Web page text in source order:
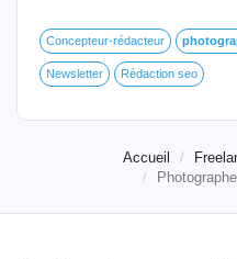
Concepteur-rédacteur
Newsletter Rédaction seo
Accueil